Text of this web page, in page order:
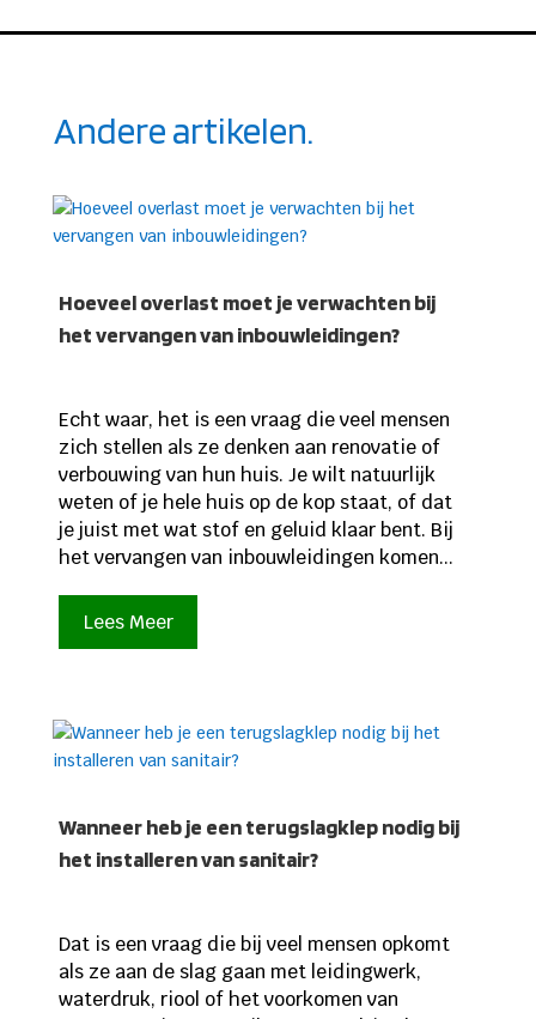
Andere artikelen.
Hoeveel overlast moet je verwachten bij
het vervangen van inbouwleidingen?
Echt waar, het is een vraag die veel mensen
zich stellen als ze denken aan renovatie of
verbouwing van hun huis. Je wilt natuurlijk
weten of je hele huis op de kop staat, of dat
je juist met wat stof en geluid klaar bent. Bij
het vervangen van inbouwleidingen komen...
Lees Meer
Wanneer heb je een terugslagklep nodig bij
het installeren van sanitair?
Dat is een vraag die bij veel mensen opkomt
als ze aan de slag gaan met leidingwerk,
waterdruk, riool of het voorkomen van